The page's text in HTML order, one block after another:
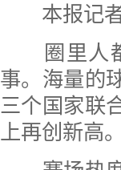
本报记者
圈里人都
事。海量的
三个国家联
上再创新高。